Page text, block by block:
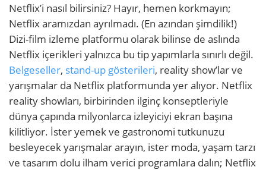
Netflix’i nasıl bilirsiniz? Hayır, hemen korkmayın;
Netflix aramızdan ayrılmadı. (En azından şimdilik!)
Dizi-film izleme platformu olarak bilinse de aslında
Netflix içerikleri yalnızca bu tip yapımlarla sınırlı değil.
Belgeseller, stand-up gösterileri, reality show’lar ve
yarışmalar da Netflix platformunda yer alıyor. Netflix
reality showları, birbirinden ilginç konseptleriyle
dünya çapında milyonlarca izleyiciyi ekran başına
kilitliyor. İster yemek ve gastronomi tutkunuzu
besleyecek yarışmalar arayın, ister moda, yaşam tarzı
ve tasarım dolu ilham verici programlara dalın; Netflix